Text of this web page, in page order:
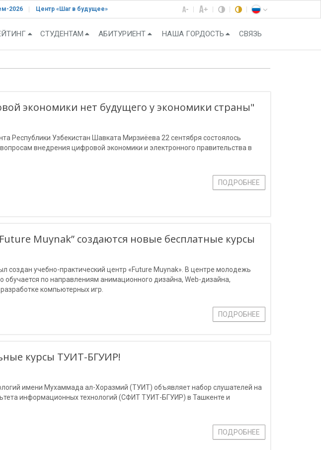
2026 Центр «Шаг в будущее»
СТУДЕНТАМ АБИТУРИЕНТ НАША ГОРДОСТЬ СВЯЗЬ
экономики нет будущего у экономики страны"
Республики Узбекистан Шавката Мирзиёева 22 сентября состоялось
внедрения цифровой экономики и электронного правительства в
ПОДРОБНЕЕ
Muynak” создаются новые бесплатные курсы
создан учебно-практический центр «Future Muynak». В центре молодежь
обучается по направлениям анимационного дизайна, Web-дизайна,
компьютерных игр.
ПОДРОБНЕЕ
курсы ТУИТ-БГУИР!
имени Мухаммада ал-Хоразмий (ТУИТ) объявляет набор слушателей на
информационных технологий (СФИТ ТУИТ-БГУИР) в Ташкенте и
ПОДРОБНЕЕ